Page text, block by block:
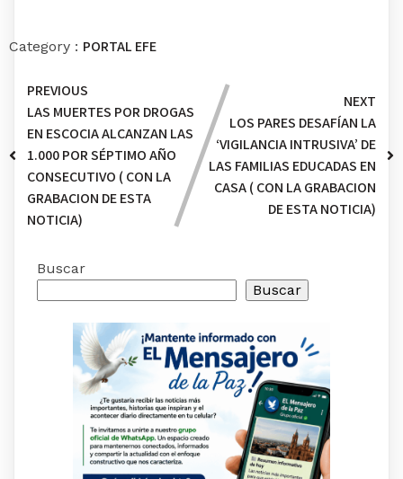
Category : PORTAL EFE
PREVIOUS
LAS MUERTES POR DROGAS
EN ESCOCIA ALCANZAN LAS
1.000 POR SÉPTIMO AÑO
CONSECUTIVO ( CON LA
GRABACION DE ESTA
NOTICIA)
NEXT
LOS PARES DESAFÍAN LA
‘VIGILANCIA INTRUSIVA’ DE
LAS FAMILIAS EDUCADAS EN
CASA ( CON LA GRABACION
DE ESTA NOTICIA)
Buscar
Buscar